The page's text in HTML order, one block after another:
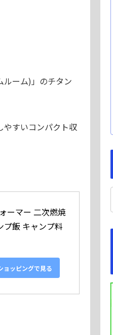
ーム)」のチタン
やすいコンパクト収
ーマー 二次燃焼
プ飯 キャンプ料
ョッピングで見る